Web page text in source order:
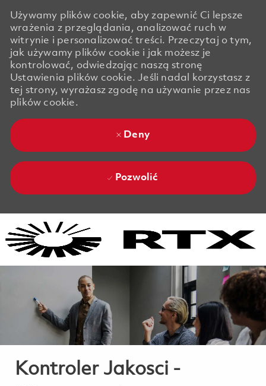
Używamy plików cookie, aby zapewnić Ci lepsze
wrażenia z przeglądania, analizować ruch w
witrynie i personalizować treści. Przeczytaj o tym,
jak używamy plików cookie i jak możesz je
kontrolować, odwiedzając naszą stronę
Ustawienia plików cookie. Jeśli nadal korzystasz z
tej strony, wyrażasz zgodę na używanie przez nas
plików cookie.
Deny
Pozwolić
Kontroler Jakosci -